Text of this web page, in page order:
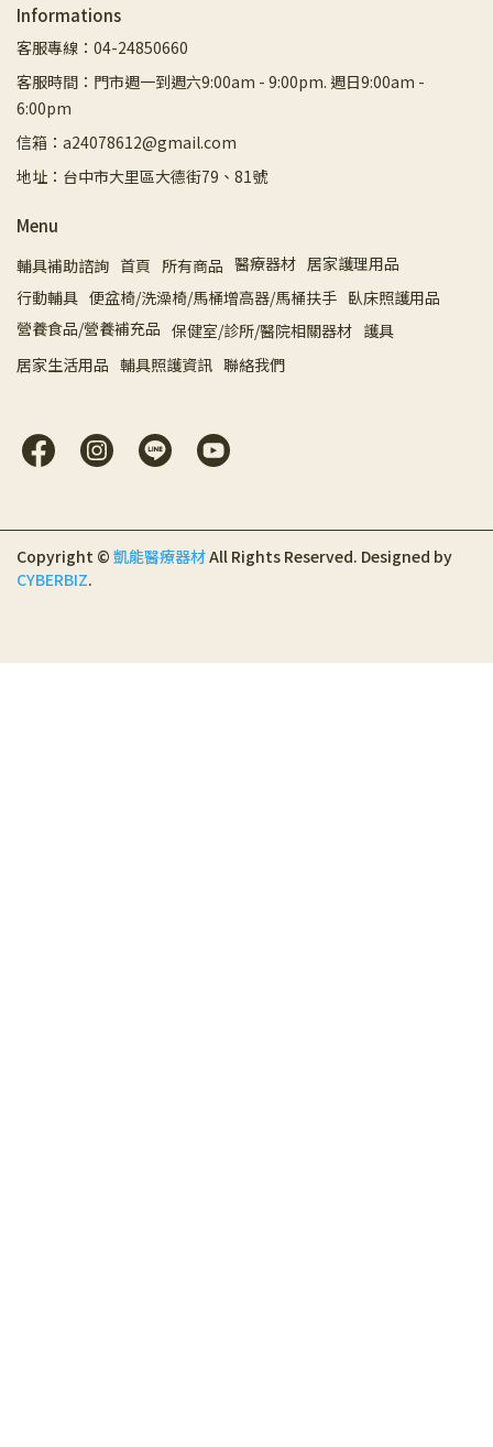
Informations
客服專線：04-24850660
客服時間：門市週一到週六9:00am - 9:00pm. 週日9:00am -
6:00pm
信箱：a24078612@gmail.com
地址：台中市大里區大德街79、81號
Menu
輔具補助諮詢 首頁 所有商品 醫療器材 居家護理用品
行動輔具 便盆椅/洗澡椅/馬桶增高器/馬桶扶手 臥床照護用品
營養食品/營養補充品 保健室/診所/醫院相關器材 護具
居家生活用品 輔具照護資訊 聯絡我們
Copyright © 凱能醫療器材All Rights Reserved. Designed by
CYBERBIZ.